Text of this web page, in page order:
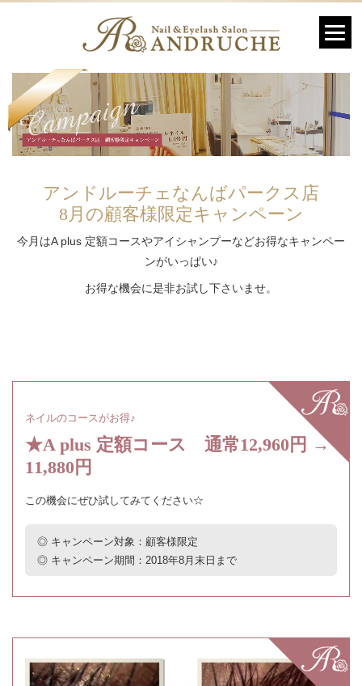
アンドルーチェなんばパークス店
8月の顧客様限定キャンペーン
今月はA plus 定額コースやアイシャンプーなどお得なキャンペー
ンがいっぱい♪
お得な機会に是非お試し下さいませ。
ネイルのコースがお得♪
★A plus 定額コース 通常12,960円 →
11,880円
この機会にぜひ試してみてください☆
◎ キャンペーン対象：顧客様限定
◎ キャンペーン期間：2018年8月末日まで